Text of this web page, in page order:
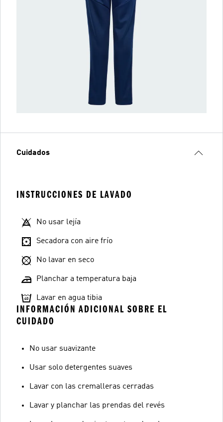
Cuidados
INSTRUCCIONES DE LAVADO
No usar lejía
Secadora con aire frío
No lavar en seco
Planchar a temperatura baja
Lavar en agua tibia
INFORMACIÓN ADICIONAL SOBRE EL
CUIDADO
No usar suavizante
Usar solo detergentes suaves
Lavar con las cremalleras cerradas
Lavar y planchar las prendas del revés